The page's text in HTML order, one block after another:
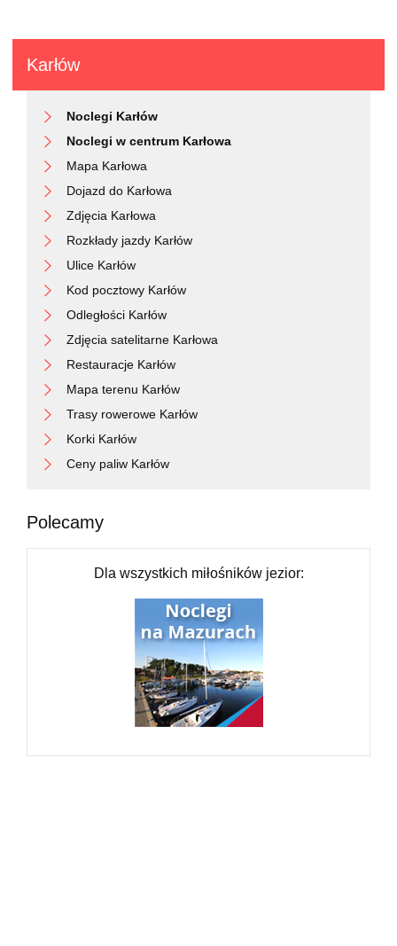
Karłów
Noclegi Karłów
Noclegi w centrum Karłowa
Mapa Karłowa
Dojazd do Karłowa
Zdjęcia Karłowa
Rozkłady jazdy Karłów
Ulice Karłów
Kod pocztowy Karłów
Odległości Karłów
Zdjęcia satelitarne Karłowa
Restauracje Karłów
Mapa terenu Karłów
Trasy rowerowe Karłów
Korki Karłów
Ceny paliw Karłów
Polecamy
Dla wszystkich miłośników jezior: